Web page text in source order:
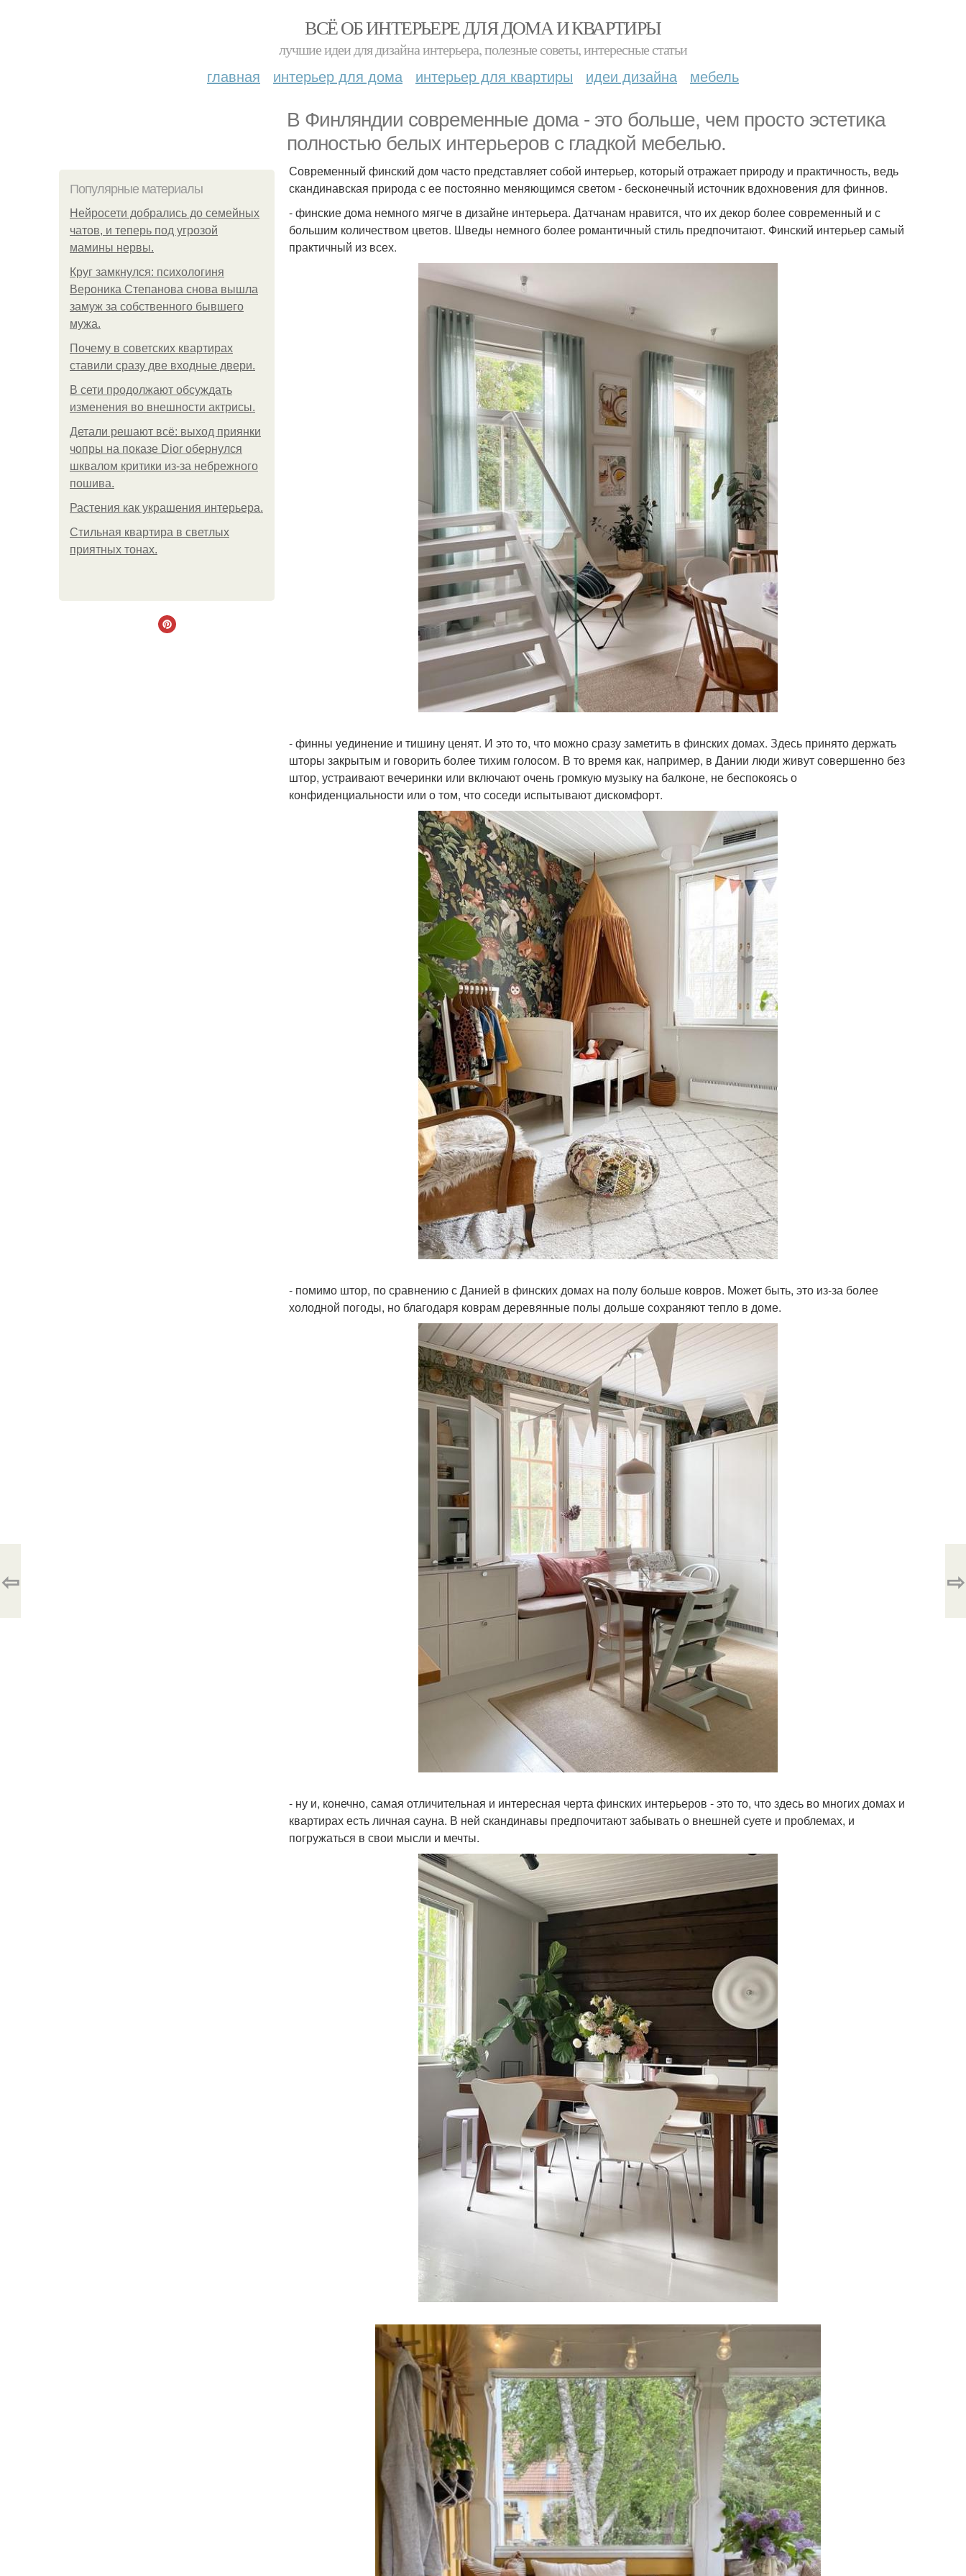
ВСЁ ОБ ИНТЕРЬЕРЕ ДЛЯ ДОМА И КВАРТИРЫ
лучшие идеи для дизайна интерьера, полезные советы, интересные статьи
главная интерьер для дома интерьер для квартиры идеи дизайна мебель
В Финляндии современные дома - это больше, чем просто эстетика
полностью белых интерьеров с гладкой мебелью.
Популярные материалы
Нейросети добрались до семейных
чатов, и теперь под угрозой
мамины нервы.
Круг замкнулся: психологиня
Вероника Степанова снова вышла
замуж за собственного бывшего
мужа.
Почему в советских квартирах
ставили сразу две входные двери.
В сети продолжают обсуждать
изменения во внешности актрисы.
Детали решают всё: выход приянки
чопры на показе Dior обернулся
шквалом критики из-за небрежного
пошива.
Растения как украшения интерьера.
Стильная квартира в светлых
приятных тонах.
Современный финский дом часто представляет собой интерьер, который отражает природу и практичность, ведь
скандинавская природа с ее постоянно меняющимся светом - бесконечный источник вдохновения для финнов.
- финские дома немного мягче в дизайне интерьера. Датчанам нравится, что их декор более современный и с
большим количеством цветов. Шведы немного более романтичный стиль предпочитают. Финский интерьер самый
практичный из всех.
- финны уединение и тишину ценят. И это то, что можно сразу заметить в финских домах. Здесь принято держать
шторы закрытым и говорить более тихим голосом. В то время как, например, в Дании люди живут совершенно без
штор, устраивают вечеринки или включают очень громкую музыку на балконе, не беспокоясь о
конфиденциальности или о том, что соседи испытывают дискомфорт.
- помимо штор, по сравнению с Данией в финских домах на полу больше ковров. Может быть, это из-за более
холодной погоды, но благодаря коврам деревянные полы дольше сохраняют тепло в доме.
- ну и, конечно, самая отличительная и интересная черта финских интерьеров - это то, что здесь во многих домах и
квартирах есть личная сауна. В ней скандинавы предпочитают забывать о внешней суете и проблемах, и
погружаться в свои мысли и мечты.
⇦ ⇨